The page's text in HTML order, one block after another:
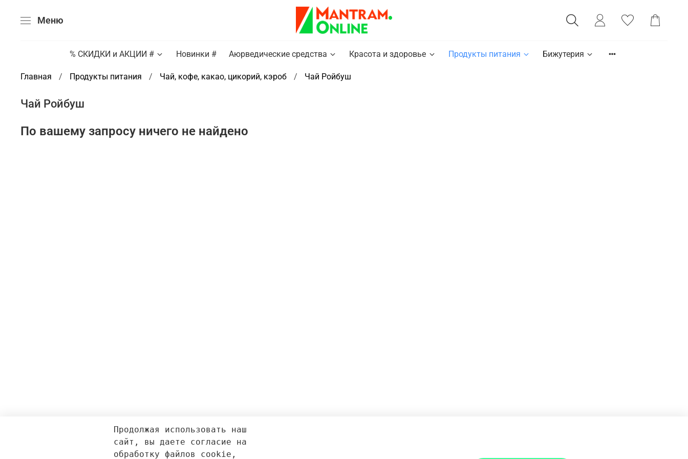
Меню
% СКИДКИ и АКЦИИ # Новинки # Аюрведические средства Красота и здоровье Продукты питания Бижутерия
Главная Продукты питания Чай, кофе, какао, цикорий, кэроб Чай Ройбуш
Чай Ройбуш
По вашему запросу ничего не найдено
Продолжая использовать наш
сайт, вы даете согласие на
обработку файлов cookie,